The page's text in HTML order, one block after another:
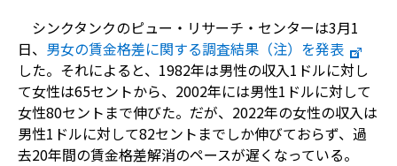
シンクタンクのピュー・リサーチ・センターは3月1
日、 男女の賃金格差に関する調査結果（注）を発表
した。それによると、1982年は男性の収入1ドルに対し
て女性は65セントから、2002年には男性1ドルに対して
女性80セントまで伸びた。だが、2022年の女性の収入は
男性1ドルに対して82セントまでしか伸びておらず、過
去20年間の賃金格差解消のペースが遅くなっている。